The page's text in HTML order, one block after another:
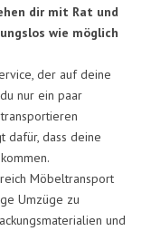
dir mit Rat und
wie möglich
der auf deine
nur ein paar
dafür, dass deine
Möbeltransport
Umzüge zu
und